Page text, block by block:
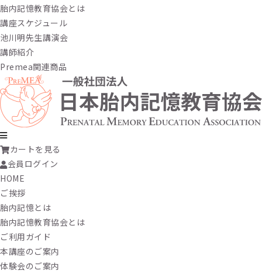
胎内記憶教育協会とは
講座スケジュール
池川明先生講演会
講師紹介
Premea関連商品
カートを見る
会員ログイン
HOME
ご挨拶
胎内記憶とは
胎内記憶教育協会とは
ご利用ガイド
本講座のご案内
体験会のご案内